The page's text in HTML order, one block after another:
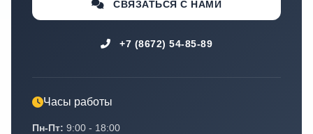
СВЯЗАТЬСЯ С НАМИ
+7 (8672) 54-85-89
Часы работы
Пн-Пт: 9:00 - 18:00